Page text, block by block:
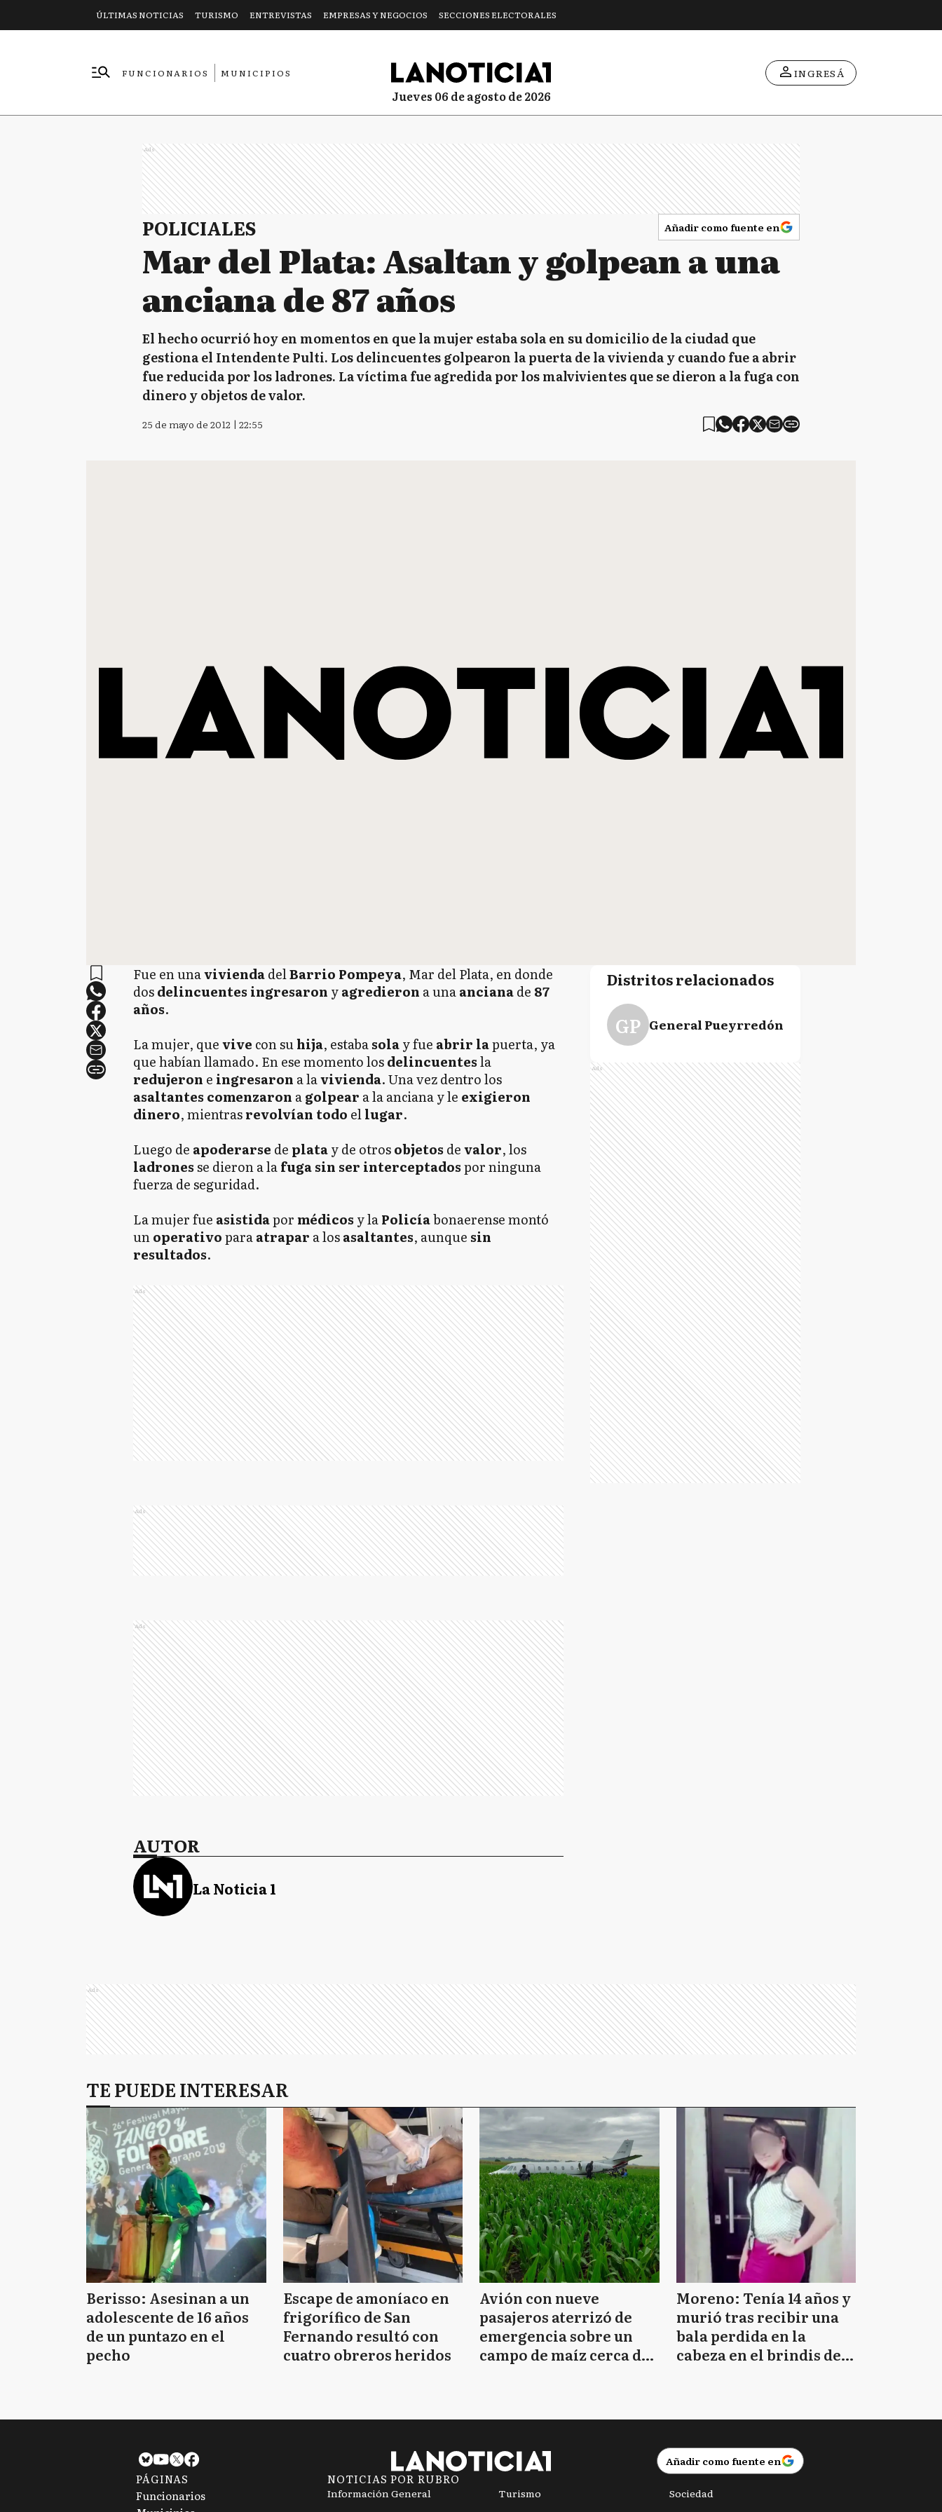
ÚLTIMAS NOTICIAS TURISMO ENTREVISTAS EMPRESAS Y NEGOCIOS SECCIONES ELECTORALES
FUNCIONARIOS
MUNICIPIOS
jueves 06 de agosto de 2026
INGRESÁ
Ads
POLICIALES Añadir como fuente en
Mar del Plata: Asaltan y golpean a una
anciana de 87 años
El hecho ocurrió hoy en momentos en que la mujer estaba sola en su domicilio de la ciudad que
gestiona el Intendente Pulti. Los delincuentes golpearon la puerta de la vivienda y cuando fue a abrir
fue reducida por los ladrones. La víctima fue agredida por los malvivientes que se dieron a la fuga con
dinero y objetos de valor.
25 de mayo de 2012 | 22:55
Fue en unaviviendadelBarrio Pompeya, Mar del Plata, en donde
dosdelincuentes ingresaron yagredieron a unaancianade 87
años.
La mujer, quevive con suhija, estabasolay fue abrir lapuerta, ya
que habían llamado. En ese momento losdelincuentesla
redujeron e ingresaron a lavivienda. Una vez dentro los
asaltantes comenzaron agolpear a la anciana y le exigieron
dinero, mientrasrevolvían todo ellugar.
Luego de apoderarse de platay de otrosobjetos devalor, los
ladronesse dieron a lafuga sin ser interceptadospor ninguna
fuerza de seguridad.
La mujer fue asistidapor médicos y laPolicíabonaerense montó
unoperativoparaatrapar a losasaltantes, aunque sin
resultados.
Ads
Ads
Ads
AUTOR
La Noticia 1
Distritos relacionados
GP General Pueyrredón
Ads
Ads
TE PUEDE INTERESAR
Berisso: Asesinan a un
adolescente de 16 años
de un puntazo en el
pecho
Escape de amoníaco en
frigorífico de San
Fernando resultó con
cuatro obreros heridos
Avión con nueve
pasajeros aterrizó de
emergencia sobre un
campo de maíz cerca de
Moreno: Tenía 14 años y
murió tras recibir una
bala perdida en la
cabeza en el brindis de
Añadir como fuente en
PÁGINAS
Funcionarios
NOTICIAS POR RUBRO
Información General
Turismo
Sociedad